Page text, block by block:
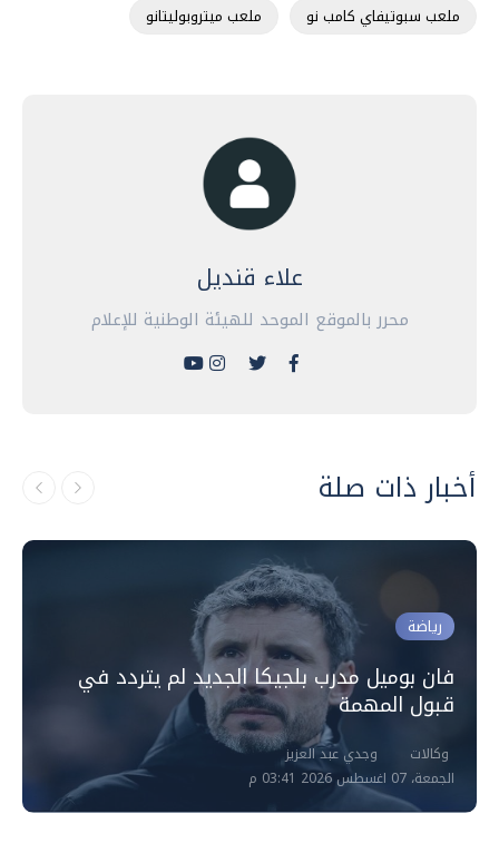
ملعب سبوتيفاي كامب نو
ملعب ميتروبوليتانو
علاء قنديل
محرر بالموقع الموحد للهيئة الوطنية للإعلام
أخبار ذات صلة
رياضة
فان بوميل مدرب بلجيكا الجديد لم يتردد في
قبول المهمة
وكالات
وجدي عبد العزيز
الجمعة، 07 اغسطس 2026 03:41 م